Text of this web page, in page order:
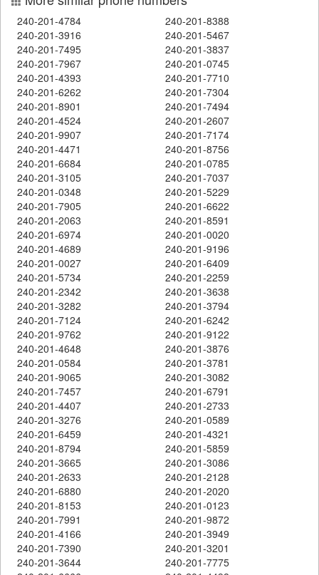
240-201-4784
240-201-8388
240-201-3916
240-201-5467
240-201-7495
240-201-3837
240-201-7967
240-201-0745
240-201-4393
240-201-7710
240-201-6262
240-201-7304
240-201-8901
240-201-7494
240-201-4524
240-201-2607
240-201-9907
240-201-7174
240-201-4471
240-201-8756
240-201-6684
240-201-0785
240-201-3105
240-201-7037
240-201-0348
240-201-5229
240-201-7905
240-201-6622
240-201-2063
240-201-8591
240-201-6974
240-201-0020
240-201-4689
240-201-9196
240-201-0027
240-201-6409
240-201-5734
240-201-2259
240-201-2342
240-201-3638
240-201-3282
240-201-3794
240-201-7124
240-201-6242
240-201-9762
240-201-9122
240-201-4648
240-201-3876
240-201-0584
240-201-3781
240-201-9065
240-201-3082
240-201-7457
240-201-6791
240-201-4407
240-201-2733
240-201-3276
240-201-0589
240-201-6459
240-201-4321
240-201-8794
240-201-5859
240-201-3665
240-201-3086
240-201-2633
240-201-2128
240-201-6880
240-201-2020
240-201-8153
240-201-0123
240-201-7991
240-201-9872
240-201-4166
240-201-3949
240-201-7390
240-201-3201
240-201-3644
240-201-7775